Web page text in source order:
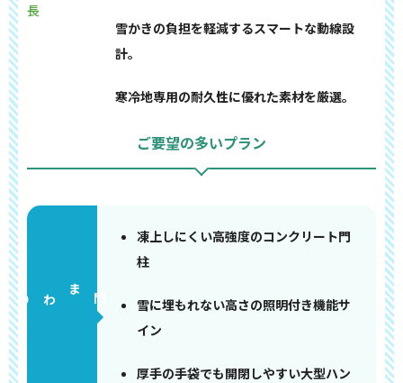
長
雪かきの負担を軽減するスマートな動線設
計。
寒冷地専用の耐久性に優れた素材を厳選。
ご要望の多いプラン
門まわり
凍上しにくい高強度のコンクリート門
柱
雪に埋もれない高さの照明付き機能サ
イン
厚手の手袋でも開閉しやすい大型ハン